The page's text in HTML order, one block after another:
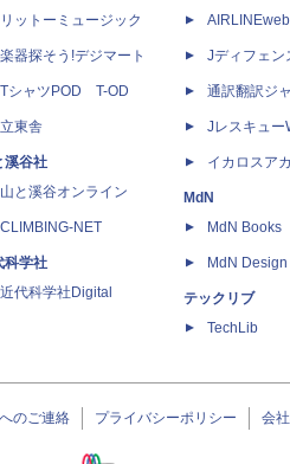
リットーミュージック
楽器探そう!デジマート
TシャツPOD T-OD
立東舎
溪谷社
山と溪谷オンライン
CLIMBING-NET
科学社
近代科学社Digital
AIRLINEweb
Jディフェン
通訳翻訳ジ
Jレスキュー
イカロスア
MdN
MdN Books
MdN
テックリブ
TechLib
のご連絡 プライバシーポリシー 会